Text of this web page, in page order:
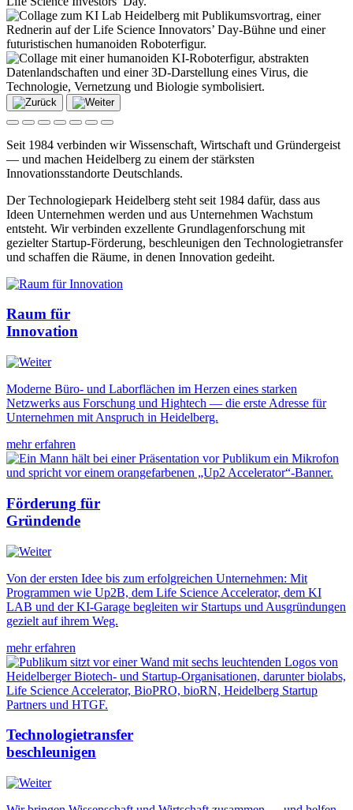
Seit 1984 verbinden wir Wissenschaft, Wirtschaft und Gründergeist
— und machen Heidelberg zu einem der stärksten
Innovationsstandorte Deutschlands.
Der Technologiepark Heidelberg steht seit 1984 dafür, dass aus
Ideen Unternehmen werden und aus Unternehmen Wachstum
entsteht. Wir verbinden exzellente Grundlagenforschung mit
gezielter Startup-Förderung, beschleunigen den Technologietransfer
und schaffen die Räume, in denen Innovation gedeiht.
Raum für
Innovation
Moderne Büro- und Laborflächen im Herzen eines starken
Netzwerks aus Forschung und Hightech — die erste Adresse für
Unternehmen mit Anspruch in Heidelberg.
mehr erfahren
Förderung für
Gründende
Von der ersten Idee bis zum erfolgreichen Unternehmen: Mit
Programmen wie Up2B, dem Life Science Accelerator, dem KI
LAB und der KI-Garage begleiten wir Startups und Ausgründungen
gezielt auf ihrem Weg.
mehr erfahren
Technologietransfer
beschleunigen